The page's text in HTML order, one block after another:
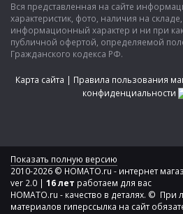
Вся представленная на сайте
характеристик, фото, наличия на
информационный характер и ни при
публичной офертой, определяемой
Гражданского кодекса РФ.
Карта сайта | Правила пользования
конфиденциальности
Показать полную версию
2010-2026 © HOMATO.ru - интернет
ver 2.0 | 16 лет работаем для вас
HOMATO.ru - качество в деталях. ©
материалов гиперссылка на сайт